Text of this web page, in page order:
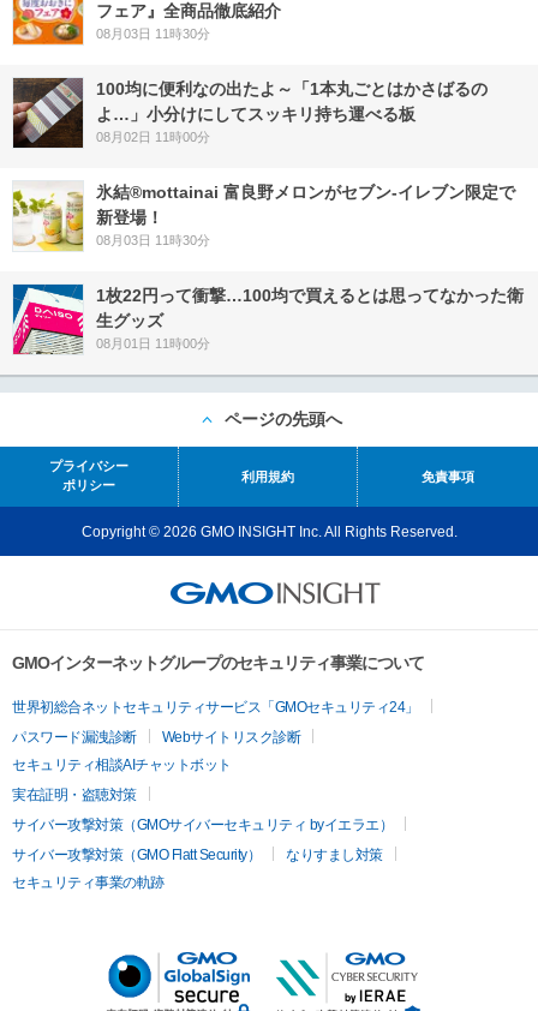
フェア』全商品徹底紹介
08月03日 11時30分
100均に便利なの出たよ～「1本丸ごとはかさばるの
よ…」小分けにしてスッキリ持ち運べる板
08月02日 11時00分
氷結®mottainai 富良野メロンがセブン‐イレブン限定で
新登場！
08月03日 11時30分
1枚22円って衝撃…100均で買えるとは思ってなかった衛
生グッズ
08月01日 11時00分
ページの先頭へ
プライバシー
ポリシー
利用規約 免責事項
Copyright © 2026 GMO INSIGHT Inc. All Rights Reserved.
GMOインターネットグループのセキュリティ事業について
世界初総合ネットセキュリティサービス「GMOセキュリティ24」
パスワード漏洩診断
Webサイトリスク診断
セキュリティ相談AIチャットボット
実在証明・盗聴対策
サイバー攻撃対策（GMOサイバーセキュリティ byイエラエ）
サイバー攻撃対策（GMO Flatt Security）
なりすまし対策
セキュリティ事業の軌跡